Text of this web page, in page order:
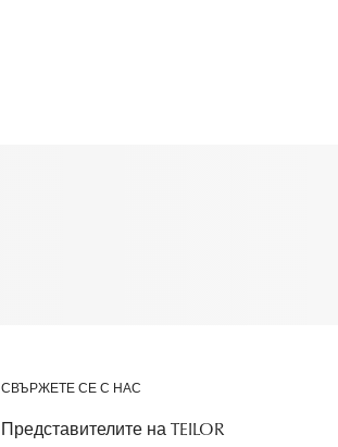
СВЪРЖЕТЕ СЕ С НАС
Представителите на TEILOR